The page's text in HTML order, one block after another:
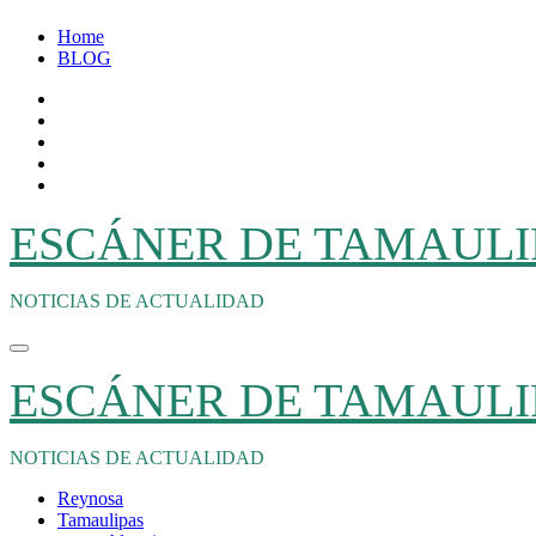
Home
BLOG
ESCÁNER DE
NOTICIAS DE ACTUALIDAD
ESCÁNER DE
NOTICIAS DE ACTUALIDAD
Reynosa
Tamaulipas